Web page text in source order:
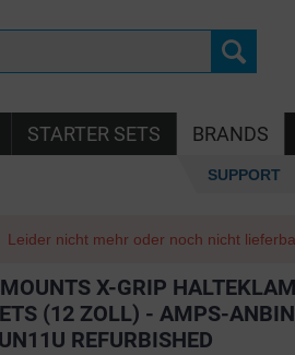
STARTER SETS BRANDS
SUPPORT
Leider nicht mehr oder noch nicht
X-GRIP
(12 ZOLL) - AMPS-
REFURBISHED